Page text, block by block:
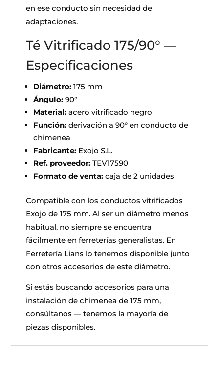
en ese conducto sin necesidad de
adaptaciones.
Té Vitrificado 175/90° —
Especificaciones
Diámetro: 175 mm
Ángulo: 90°
Material: acero vitrificado negro
Función: derivación a 90° en conducto de
chimenea
Fabricante: Exojo S.L.
Ref. proveedor: TEV17590
Formato de venta: caja de 2 unidades
Compatible con los conductos vitrificados
Exojo de 175 mm. Al ser un diámetro menos
habitual, no siempre se encuentra
fácilmente en ferreterías generalistas. En
Ferretería Lians lo tenemos disponible junto
con otros accesorios de este diámetro.
Si estás buscando accesorios para una
instalación de chimenea de 175 mm,
consúltanos — tenemos la mayoría de
piezas disponibles.